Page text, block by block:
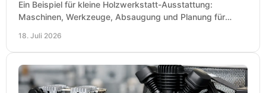
Ein Beispiel für kleine Holzwerkstatt-Ausstattung:
Maschinen, Werkzeuge, Absaugung und Planung für
18. Juli 2026